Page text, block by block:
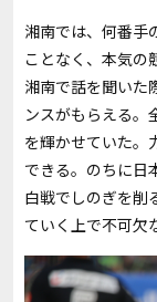
湘南では、何番手
ことなく、本気の
湘南で話を聞いた
ンスがもらえる。
を輝かせていた。
できる。のちに日
白戦でしのぎを削
ていく上で不可欠